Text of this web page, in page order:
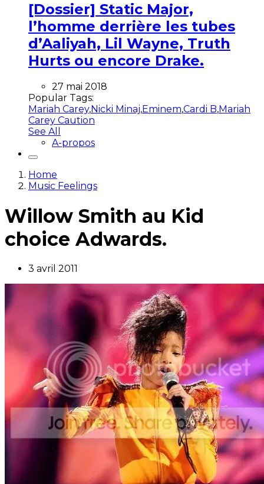
[Dossier] Static Major,
l’homme derrière les tubes
d’Aaliyah, Lil Wayne, Truth
Hurts ou encore Drake.
27 mai 2018
Popular Tags:
Mariah Carey,Nicki Minaj,Eminem,Cardi B,Mariah
Carey Caution
See All
A-propos
Home
Music Feelings
Willow Smith au Kid
choice Adwards.
3 avril 2011